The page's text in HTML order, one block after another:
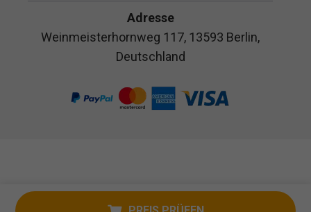
Adresse
Weinmeisterhornweg 117, 13593 Berlin,
Deutschland